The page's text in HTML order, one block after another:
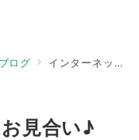
ログ インターネットによるお見合い♪
見合い♪